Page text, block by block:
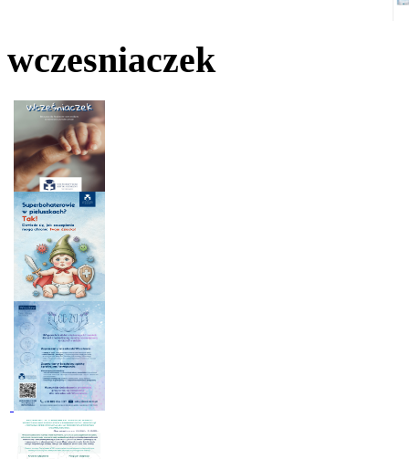
wczesniaczek